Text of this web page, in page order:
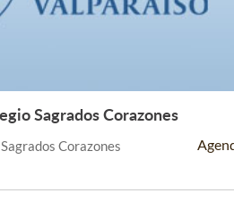
Leer Más +
Sagrados Corazones
Corazones